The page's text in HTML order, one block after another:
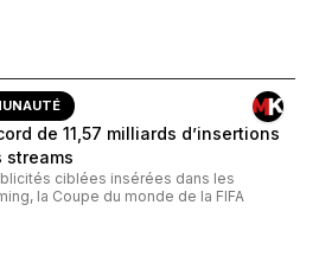
de 11,57 milliards d’insertions
streams
ciblées insérées dans les
la Coupe du monde de la FIFA